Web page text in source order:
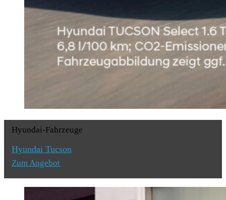
Hyundai-Fahrzeuge
Hyundai Tucson
Zum Angebot